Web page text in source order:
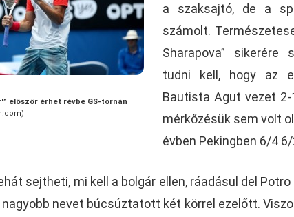
először érhet révbe GS-tornán
a szaksajtó, de a
számolt.
Sharapova” sikerére
tudni kell, hogy az
Bautista Agut vezet 2-
mérkőzésük sem volt
évben Pekingben 6/4
sejtheti, mi kell a bolgár ellen, ráadásul del
nevet búcsúztatott két körrel ezelőtt.